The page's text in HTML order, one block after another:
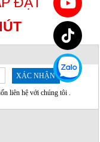
XÁC NHẬN
liên hệ với chúng tôi .